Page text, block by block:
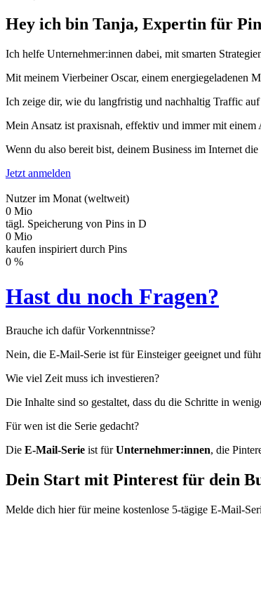
Hey ich bin Tanja, Expertin für
Ich helfe Unternehmer:innen dabei, mit smarten
Mit meinem Vierbeiner Oscar, einem energiegeladenen
Ich zeige dir, wie du langfristig und nachhaltig Traffic
Mein Ansatz ist praxisnah, effektiv und immer mit
Wenn du also bereit bist, deinem Business im Internet
Jetzt anmelden
Nutzer im Monat (weltweit)
0 Mio
tägl. Speicherung von Pins in D
0 Mio
kaufen inspiriert durch Pins
0 %
Hast du noch Fragen?
Brauche ich dafür Vorkenntnisse?
Nein, die E-Mail-Serie ist für Einsteiger geeignet und
Wie viel Zeit muss ich investieren?
Die Inhalte sind so gestaltet, dass du die Schritte in
Für wen ist die Serie gedacht?
Die E-Mail-Serie ist fürUnternehmer:innen, die
Dein Start mit Pinterest für dein
Melde dich hier für meine kostenlose 5-tägige E-Mail-